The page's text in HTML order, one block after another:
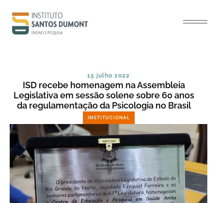
15 julho 2022
ISD recebe homenagem na Assembleia
Legislativa em sessão solene sobre 60 anos
da regulamentação da Psicologia no Brasil
INSTITUCIONAL